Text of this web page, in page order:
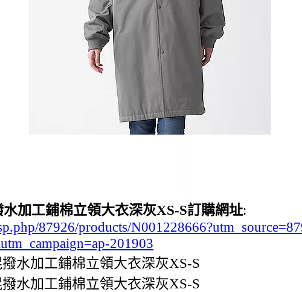
加工鋪棉立領大衣深灰XS-S訂購網址:
87926/products/
201903
水加工鋪棉立領大衣深灰XS-S
水加工鋪棉立領大衣深灰XS-S